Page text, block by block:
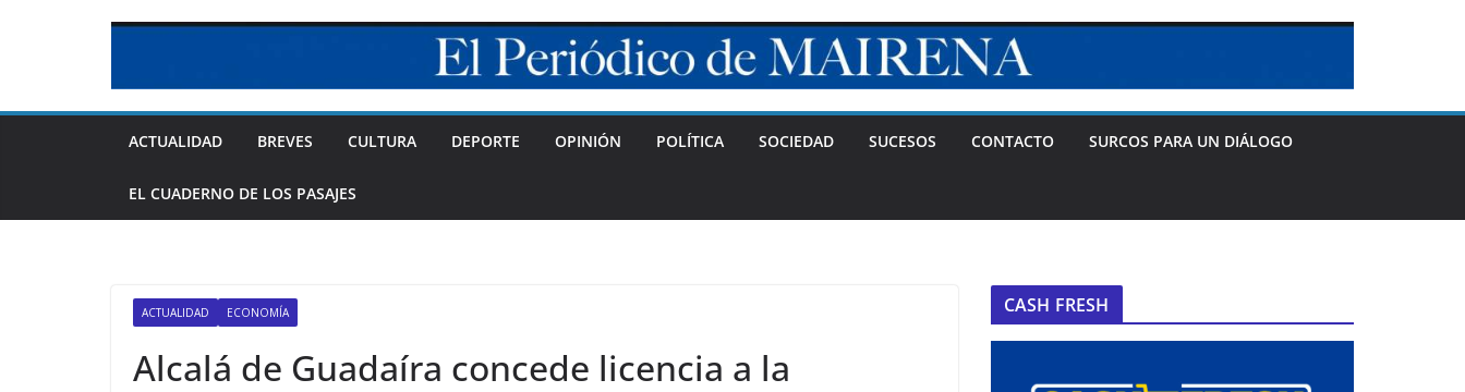
ACTUALIDAD BREVES CULTURA DEPORTE OPINIÓN POLÍTICA SOCIEDAD SUCESOS CONTACTO SURCOS PARA UN DIÁLOGO
EL CUADERNO DE LOS PASAJES
ACTUALIDAD ECONOMÍA
Alcalá de Guadaíra concede licencia a la
CASH FRESH